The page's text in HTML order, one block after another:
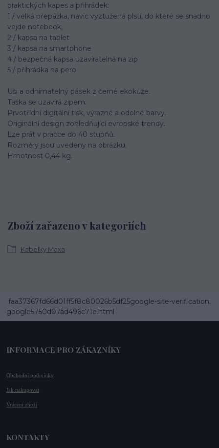
praktických kapes a přihrádek:
1 / velká přepážka, navíc vyztužená plstí, do které se snadno
vejde notebook,
2 / kapsa na tablet
3 / kapsa na smartphone
4 / bezpečná kapsa uzavíratelná na zip
5 / přihrádka na pero
Uši a odnímatelný pásek z černé ekokůže.
Taška se uzavírá zipem.
Prvotřídní digitální tisk, výrazné a odolné barvy.
Originální design zohledňující evropské trendy.
Lze prát v pračce do 40 stupňů.
Rozměry jsou uvedeny na obrázku.
Hmotnost 0,44 kg.
Zboží zařazeno v kategoriích
Kabelky Maxa
faa37367fd66d01ff5f8c80026b5df25google-site-verification:
google5750d07ad496c71e.html
INFORMACE PRO ZÁKAZNÍKY
Obchodní podmínky
Jak nakupovat
Vrácení zboží
KONTAKTY